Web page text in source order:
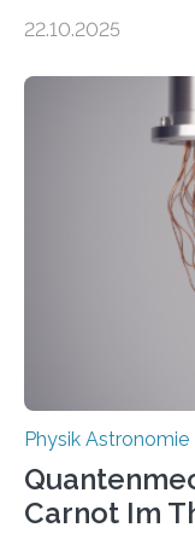
oft von
werden schnell
der Forschung
Jahre alt
Internationalen
technologie
internationale
22.10.2025
Physik Astronomie
Carnot Im